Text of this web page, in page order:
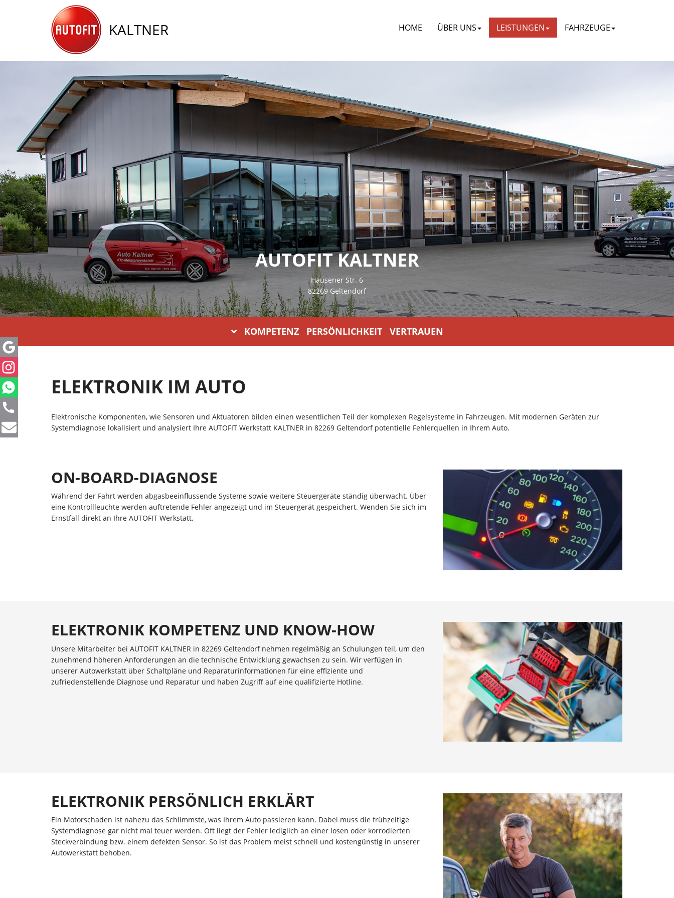
KALTNER HOME ÜBER UNS LEISTUNGEN FAHRZEUGE
AUTOFIT KALTNER
Hausener Str. 6
82269 Geltendorf
KOMPETENZ PERSÖNLICHKEIT VERTRAUEN
ELEKTRONIK IM AUTO
Elektronische Komponenten, wie Sensoren und Aktuatoren bilden einen wesentlichen Teil der komplexen Regelsysteme in Fahrzeugen. Mit modernen Geräten zur
Systemdiagnose lokalisiert und analysiert Ihre AUTOFIT Werkstatt KALTNER in 82269 Geltendorf potentielle Fehlerquellen in Ihrem Auto.
ON-BOARD-DIAGNOSE
Während der Fahrt werden abgasbeeinflussende Systeme sowie weitere Steuergeräte ständig überwacht. Über
eine Kontrollleuchte werden auftretende Fehler angezeigt und im Steuergerät gespeichert. Wenden Sie sich im
Ernstfall direkt an Ihre AUTOFIT Werkstatt.
ELEKTRONIK KOMPETENZ UND KNOW-HOW
Unsere Mitarbeiter bei AUTOFIT KALTNER in 82269 Geltendorf nehmen regelmäßig an Schulungen teil, um den
zunehmend höheren Anforderungen an die technische Entwicklung gewachsen zu sein. Wir verfügen in
unserer Autowerkstatt über Schaltpläne und Reparaturinformationen für eine effiziente und
zufriedenstellende Diagnose und Reparatur und haben Zugriff auf eine qualifizierte Hotline.
ELEKTRONIK PERSÖNLICH ERKLÄRT
Ein Motorschaden ist nahezu das Schlimmste, was Ihrem Auto passieren kann. Dabei muss die frühzeitige
Systemdiagnose gar nicht mal teuer werden. Oft liegt der Fehler lediglich an einer losen oder korrodierten
Steckverbindung bzw. einem defekten Sensor. So ist das Problem meist schnell und kostengünstig in unserer
Autowerkstatt behoben.